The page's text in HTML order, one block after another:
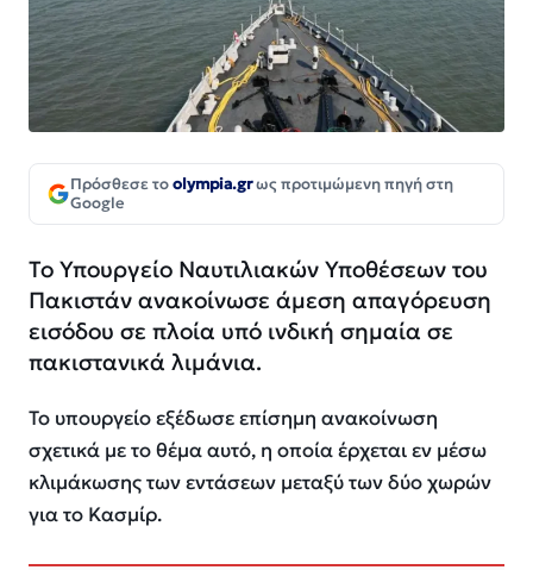
Πρόσθεσε τοolympia.grως προτιμώμενη πηγή στη
Google
Το Υπουργείο Ναυτιλιακών Υποθέσεων του
Πακιστάν ανακοίνωσε άμεση απαγόρευση
εισόδου σε πλοία υπό ινδική σημαία σε
πακιστανικά λιμάνια.
Το υπουργείο εξέδωσε επίσημη ανακοίνωση
σχετικά με το θέμα αυτό, η οποία έρχεται εν μέσω
κλιμάκωσης των εντάσεων μεταξύ των δύο χωρών
για το Κασμίρ.